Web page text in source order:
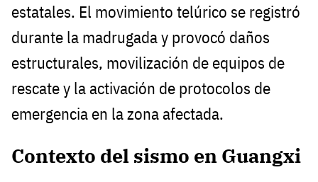
estatales. El movimiento telúrico se registró
durante la madrugada y provocó daños
estructurales, movilización de equipos de
rescate y la activación de protocolos de
emergencia en la zona afectada.
Contexto del sismo en Guangxi